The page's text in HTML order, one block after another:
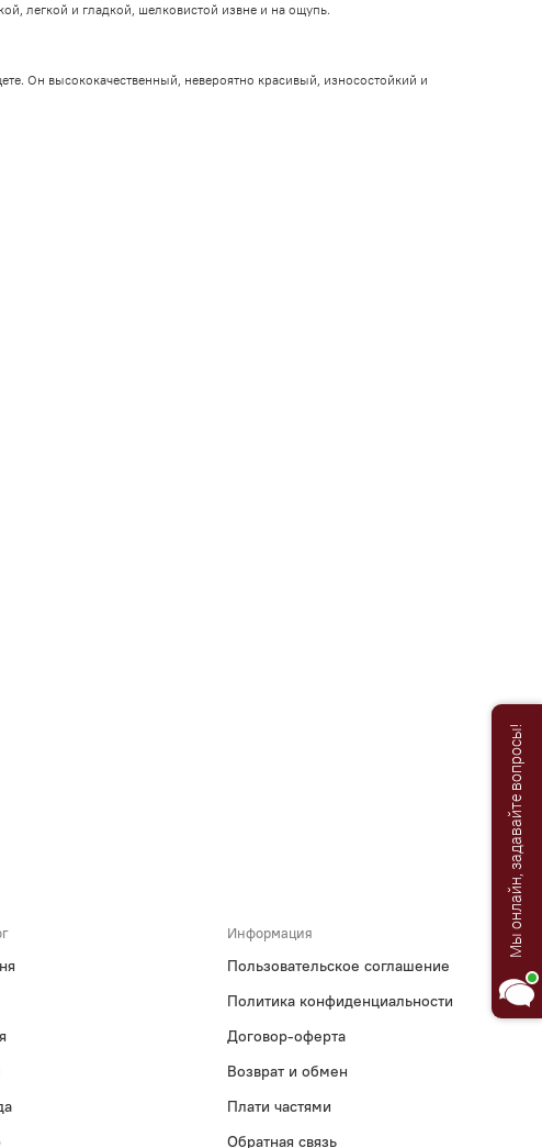
лeгкой и гладкой, шелковистой извне и на ощупь.
Он высококачественный, невероятно красивый, износостойкий и
Информация
Пользовательское соглашение
Политика конфиденциальности
Договор-оферта
Возврат и обмен
Плати частями
Обратная связь
Мы онлайн, задавайте вопросы!